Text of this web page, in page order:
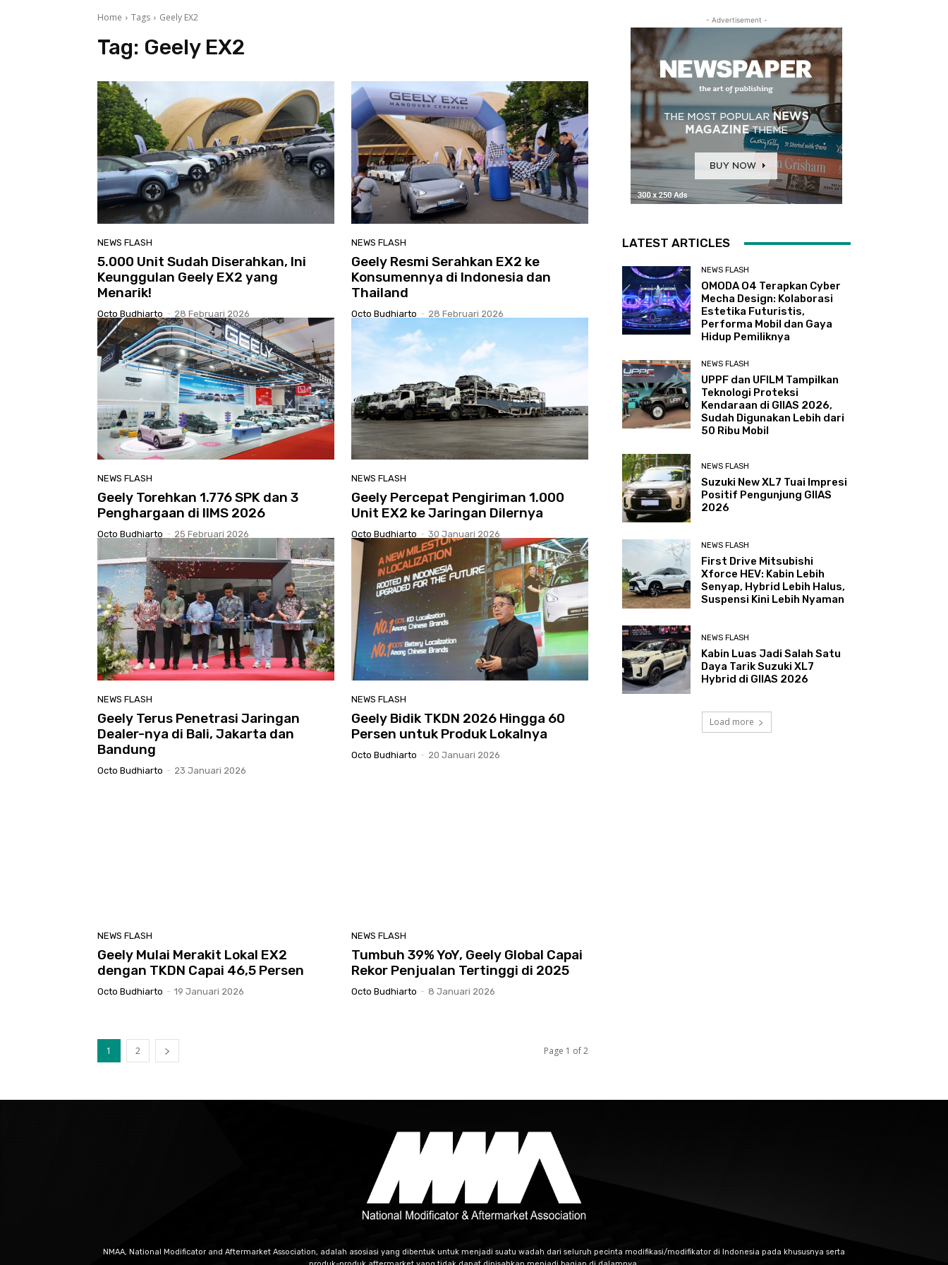
Home Tags Geely EX2
Tag: Geely EX2
NEWS FLASH
5.000 Unit Sudah Diserahkan, Ini
Keunggulan Geely EX2 yang
Menarik!
Octo Budhiarto - 28 Februari 2026
NEWS FLASH
Geely Resmi Serahkan EX2 ke
Konsumennya di Indonesia dan
Thailand
Octo Budhiarto - 28 Februari 2026
NEWS FLASH
Geely Torehkan 1.776 SPK dan 3
Penghargaan di IIMS 2026
Octo Budhiarto - 25 Februari 2026
NEWS FLASH
Geely Percepat Pengiriman 1.000
Unit EX2 ke Jaringan Dilernya
Octo Budhiarto - 30 Januari 2026
NEWS FLASH
Geely Terus Penetrasi Jaringan
Dealer-nya di Bali, Jakarta dan
Bandung
Octo Budhiarto - 23 Januari 2026
NEWS FLASH
Geely Bidik TKDN 2026 Hingga 60
Persen untuk Produk Lokalnya
Octo Budhiarto - 20 Januari 2026
NEWS FLASH
Geely Mulai Merakit Lokal EX2
dengan TKDN Capai 46,5 Persen
Octo Budhiarto - 19 Januari 2026
NEWS FLASH
Tumbuh 39% YoY, Geely Global Capai
Rekor Penjualan Tertinggi di 2025
Octo Budhiarto - 8 Januari 2026
1 2 Page 1 of 2
- Advertisement -
LATEST ARTICLES
NEWS FLASH
OMODA O4 Terapkan Cyber
Mecha Design: Kolaborasi
Estetika Futuristis,
Performa Mobil dan Gaya
Hidup Pemiliknya
NEWS FLASH
UPPF dan UFILM Tampilkan
Teknologi Proteksi
Kendaraan di GIIAS 2026,
Sudah Digunakan Lebih dari
50 Ribu Mobil
NEWS FLASH
Suzuki New XL7 Tuai Impresi
Positif Pengunjung GIIAS
2026
NEWS FLASH
First Drive Mitsubishi
Xforce HEV: Kabin Lebih
Senyap, Hybrid Lebih Halus,
Suspensi Kini Lebih Nyaman
NEWS FLASH
Kabin Luas Jadi Salah Satu
Daya Tarik Suzuki XL7
Hybrid di GIIAS 2026
Load more
NMAA, National Modificator and Aftermarket Association, adalah asosiasi yang dibentuk untuk menjadi suatu wadah dari seluruh pecinta modifikasi/modifikator di Indonesia pada khususnya serta